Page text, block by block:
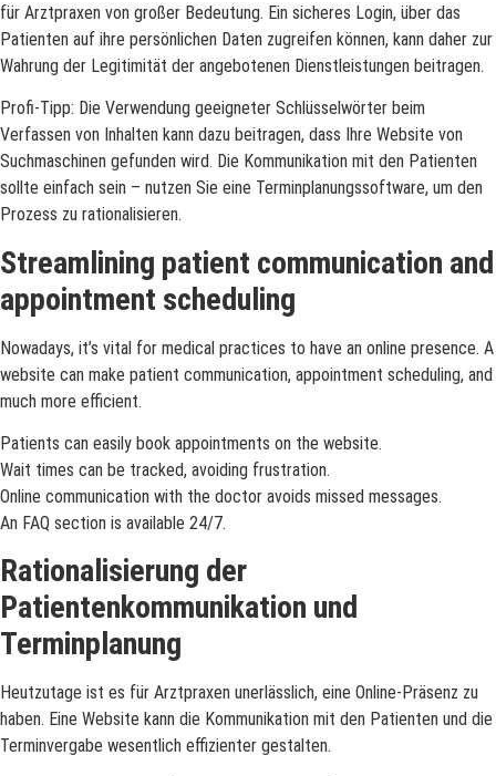
für Arztpraxen von großer Bedeutung. Ein sicheres Login, über das
Patienten auf ihre persönlichen Daten zugreifen können, kann daher zur
Wahrung der Legitimität der angebotenen Dienstleistungen beitragen.
Profi-Tipp: Die Verwendung geeigneter Schlüsselwörter beim
Verfassen von Inhalten kann dazu beitragen, dass Ihre Website von
Suchmaschinen gefunden wird. Die Kommunikation mit den Patienten
sollte einfach sein – nutzen Sie eine Terminplanungssoftware, um den
Prozess zu rationalisieren.
Streamlining patient communication and
appointment scheduling
Nowadays, it’s vital for medical practices to have an online presence. A
website can make patient communication, appointment scheduling, and
much more efficient.
Patients can easily book appointments on the website.
Wait times can be tracked, avoiding frustration.
Online communication with the doctor avoids missed messages.
An FAQ section is available 24/7.
Rationalisierung der
Patientenkommunikation und
Terminplanung
Heutzutage ist es für Arztpraxen unerlässlich, eine Online-Präsenz zu
haben. Eine Website kann die Kommunikation mit den Patienten und die
Terminvergabe wesentlich effizienter gestalten.